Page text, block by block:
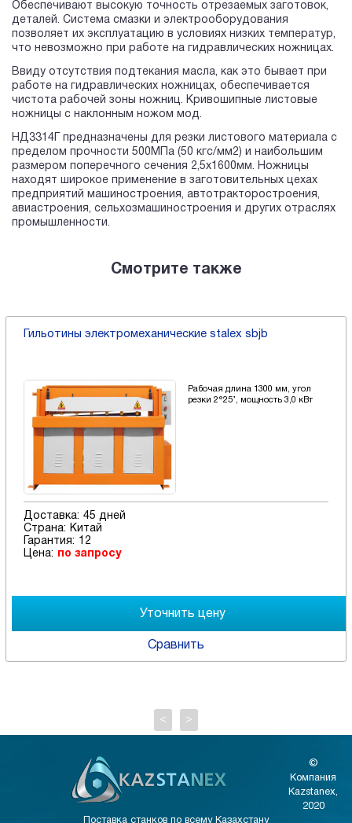
Обеспечивают высокую точность отрезаемых заготовок,
деталей. Система смазки и электрооборудования
позволяет их эксплуатацию в условиях низких температур,
что невозможно при работе на гидравлических ножницах.
Ввиду отсутствия подтекания масла, как это бывает при
работе на гидравлических ножницах, обеспечивается
чистота рабочей зоны ножниц. Кривошипные листовые
ножницы с наклонным ножом мод.
НД3314Г предназначены для резки листового материала с
пределом прочности 500МПа (50 кгс/мм2) и наибольшим
размером поперечного сечения 2,5х1600мм. Ножницы
находят широкое применение в заготовительных цехах
предприятий машиностроения, автотракторостроения,
авиастроения, сельхозмашиностроения и других отраслях
промышленности.
Смотрите также
Гильотины электромеханические stalex sbjb
Рабочая длина 1300 мм, угол
резки 2°25’, мощность 3,0 кВт
Доставка: 45 дней
Страна:
Китай
Гарантия:
12
Цена:
по запросу
Сравнить
< >
©
Компания
Kazstanex,
2020
Поставка станков по всему Казахстану